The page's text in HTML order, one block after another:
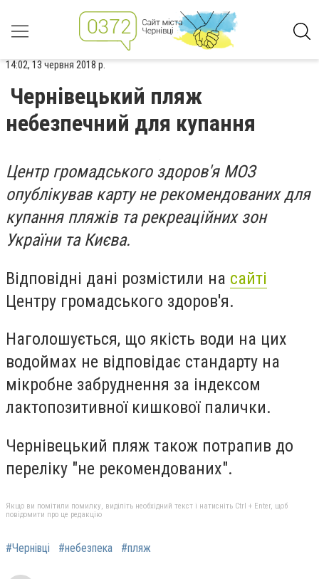
14:02, 13 червня 2018 р.
Чернівецький пляж
небезпечний для купання
Центр громадського здоров'я МОЗ
опублікував карту не рекомендованих для
купання пляжів та рекреаційних зон
України та Києва.
Відповідні дані розмістили на сайті
Центру громадського здоров'я.
Наголошується, що якість води на цих
водоймах не відповідає стандарту на
мікробне забруднення за індексом
лактопозитивної кишкової палички.
Чернівецький пляж також потрапив до
переліку "не рекомендованих".
Якщо ви помітили помилку, виділіть необхідний текст і натисніть Ctrl + Enter, щоб
повідомити про це редакцію
#Чернівці #небезпека #пляж